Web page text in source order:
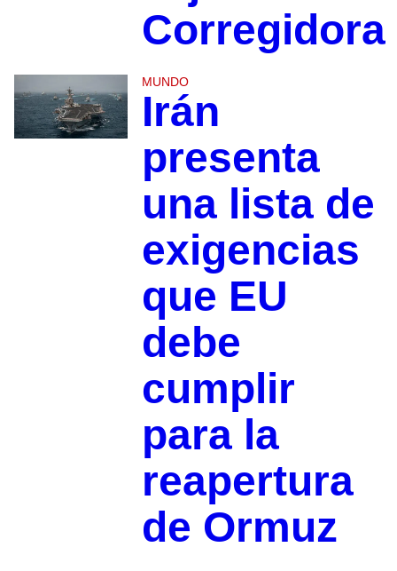
Corregidora
MUNDO
Irán
presenta
una lista de
exigencias
que EU
debe
cumplir
para la
reapertura
de Ormuz